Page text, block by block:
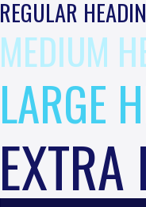
REGULAR
MEDIUM
LARGE